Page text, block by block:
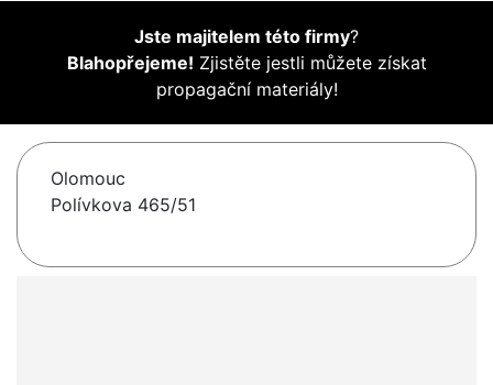
Jste majitelem této firmy?
Blahopřejeme! Zjistěte jestli můžete získat
propagační materiály!
Olomouc
Polívkova 465/51